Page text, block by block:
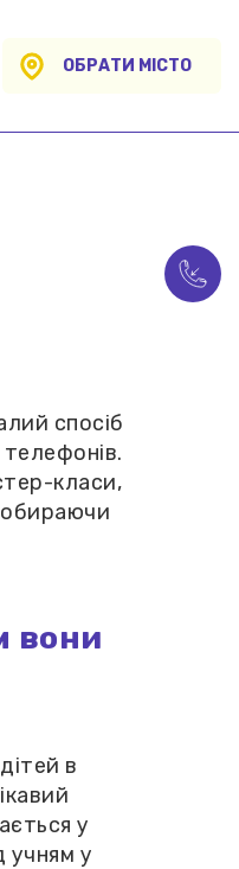
ОБРАТИ МІСТО
спосіб
телефонів.
класи,
обираючи
вони
в
у
учням у